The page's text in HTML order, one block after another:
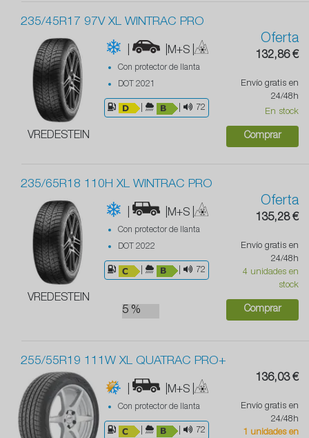
235/45R17 97V XL WINTRAC PRO
VREDESTEIN
| |M+S |
Con protector de llanta
DOT 2021
72
Oferta
132,86 €
Envío gratis en
24/48h
En stock
Comprar
235/65R18 110H XL WINTRAC PRO
VREDESTEIN
| |M+S |
Con protector de llanta
DOT 2022
72
5 %
Oferta
135,28 €
Envío gratis en
24/48h
4 unidades en
stock
Comprar
255/55R19 111W XL QUATRAC PRO+
| |M+S |
Con protector de llanta
72
136,03 €
Envío gratis en
24/48h
1 unidades en